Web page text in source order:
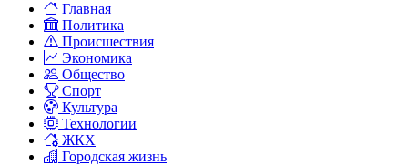
Главная
Политика
Происшествия
Экономика
Общество
Спорт
Культура
Технологии
ЖКХ
Городская жизнь